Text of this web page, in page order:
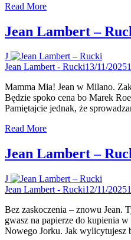
Read More
Jean Lambert –
J
Jean Lambert - Rucki13/11/2025
Mamma Mia! Jean w Milano.
Będzie spoko cena bo Marek
Pamiętajcie jednak, że
Read More
Jean Lambert –
J
Jean Lambert - Rucki12/11/2025
Bez zaskoczenia – znowu Jean.
gwasz na papierze do kupienia
Nowego Jorku. Jak wylicytujesz